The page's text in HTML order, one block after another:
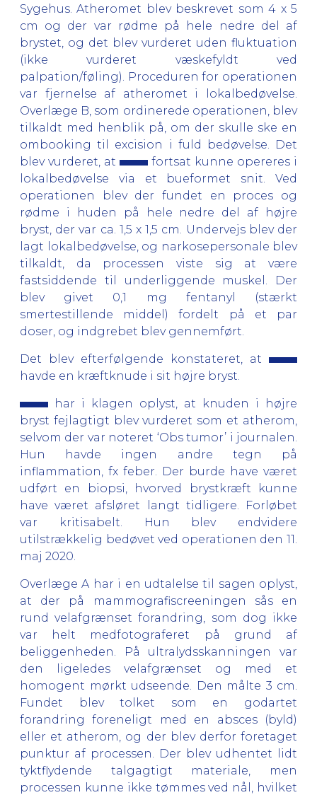
Sygehus. Atheromet blev beskrevet som 4 x 5
cm og der var rødme på hele nedre del af
brystet, og det blev vurderet uden fluktuation
(ikke vurderet væskefyldt ved
palpation/føling). Proceduren for operationen
var fjernelse af atheromet i lokalbedøvelse.
Overlæge B, som ordinerede operationen, blev
tilkaldt med henblik på, om der skulle ske en
ombooking til excision i fuld bedøvelse. Det
blev vurderet, at
fortsat kunne opereres i
lokalbedøvelse via et bueformet snit. Ved
operationen blev der fundet en proces og
rødme i huden på hele nedre del af højre
bryst, der var ca. 1,5 x 1,5 cm. Undervejs blev der
lagt lokalbedøvelse, og narkosepersonale blev
tilkaldt, da processen viste sig at være
fastsiddende til underliggende muskel. Der
blev givet 0,1 mg fentanyl (stærkt
smertestillende middel) fordelt på et par
doser, og indgrebet blev gennemført.
Det blev efterfølgende konstateret, at
havde en kræftknude i sit højre bryst.
har i klagen oplyst, at knuden i højre
bryst fejlagtigt blev vurderet som et atherom,
selvom der var noteret ‘Obs tumor’ i journalen.
Hun havde ingen andre tegn på
inflammation, fx feber. Der burde have været
udført en biopsi, hvorved brystkræft kunne
have været afsløret langt tidligere. Forløbet
var kritisabelt. Hun blev endvidere
utilstrækkelig bedøvet ved operationen den 11.
maj 2020.
Overlæge A har i en udtalelse til sagen oplyst,
at der på mammografiscreeningen sås en
rund velafgrænset forandring, som dog ikke
var helt medfotograferet på grund af
beliggenheden. På ultralydsskanningen var
den ligeledes velafgrænset og med et
homogent mørkt udseende. Den målte 3 cm.
Fundet blev tolket som en godartet
forandring foreneligt med en absces (byld)
eller et atherom, og der blev derfor foretaget
punktur af processen. Der blev udhentet lidt
tyktflydende talgagtigt materiale, men
processen kunne ikke tømmes ved nål, hvilket